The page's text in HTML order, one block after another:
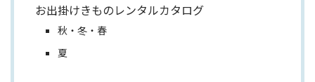
お出掛けきものレンタルカタログ
秋・冬・春
夏